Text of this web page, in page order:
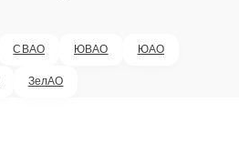
СВАО ЮВАО ЮАО
ЗелАО